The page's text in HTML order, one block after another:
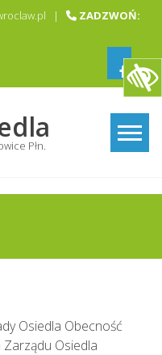
|
ZADZWOŃ:
Płn.
Osiedla Obecność
Osiedla